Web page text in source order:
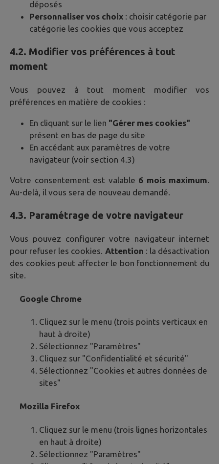
déposés
Personnaliser vos choix : choisir catégorie par
catégorie les cookies que vous acceptez
4.2. Modifier vos préférences à tout
moment
Vous pouvez à tout moment modifier vos
préférences en matière de cookies :
En cliquant sur le lien "Gérer mes cookies"
présent en bas de page du site
En accédant aux paramètres de votre
navigateur (voir section 4.3)
Votre consentement est valable 6 mois maximum
Au-delà, il vous sera de nouveau demandé.
4.3. Paramétrage de votre navigateur
Vous pouvez configurer votre navigateur internet
pour refuser les cookies. Attention : la désactivation
des cookies peut affecter le bon fonctionnement du
site.
Google Chrome
Cliquez sur le menu (trois points verticaux en
haut à droite)
Sélectionnez "Paramètres"
Cliquez sur "Confidentialité et sécurité"
Sélectionnez "Cookies et autres données de
sites"
Mozilla Firefox
Cliquez sur le menu (trois lignes horizontales
en haut à droite)
Sélectionnez "Paramètres"